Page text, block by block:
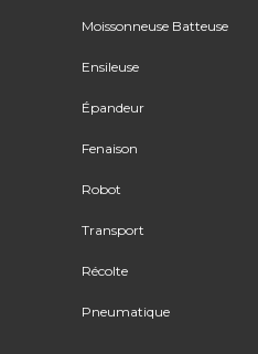
Moissonneuse Batteuse
Ensileuse
Épandeur
Fenaison
Robot
Transport
Récolte
Pneumatique